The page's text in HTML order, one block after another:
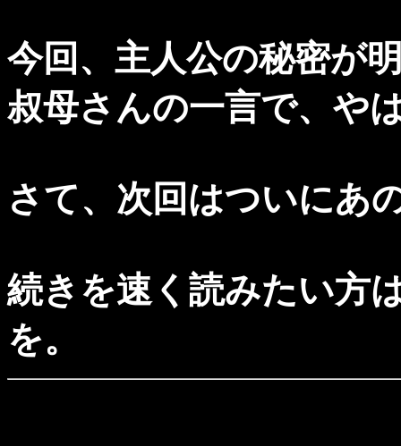
今回、主人公の秘密が
叔母さんの一言で、や
さて、次回はついにあ
続きを速く読みたい方
を。